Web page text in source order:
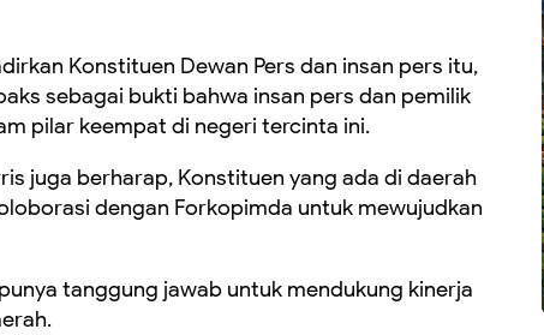
Konstituen Dewan Pers dan insan pers itu,
sebagai bukti bahwa insan pers dan pemilik
pilar keempat di negeri tercinta ini.
juga berharap, Konstituen yang ada di daerah
dengan Forkopimda untuk mewujudkan
tanggung jawab untuk mendukung kinerja